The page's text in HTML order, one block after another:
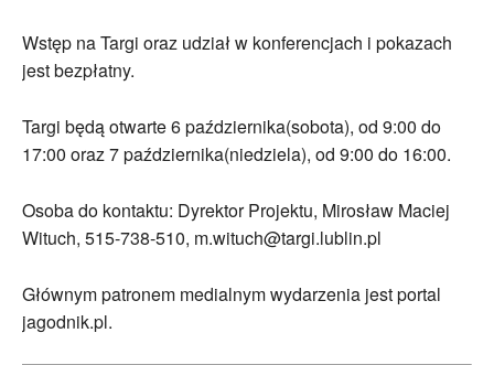
Wstęp na Targi oraz udział w konferencjach i pokazach
jest bezpłatny.
Targi będą otwarte 6 października(sobota), od 9:00 do
17:00 oraz 7 października(niedziela), od 9:00 do 16:00.
Osoba do kontaktu: Dyrektor Projektu, Mirosław Maciej
Wituch, 515-738-510, m.wituch@targi.lublin.pl
Głównym patronem medialnym wydarzenia jest portal
jagodnik.pl.